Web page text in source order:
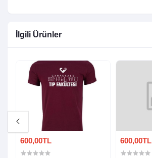
İlgili Ürünler
600,00TL 600,00TL